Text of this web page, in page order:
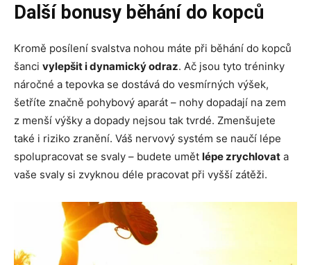
Další bonusy běhání do kopců
Kromě posílení svalstva nohou máte při běhání do kopců
šanci vylepšit i dynamický odraz. Ač jsou tyto tréninky
náročné a tepovka se dostává do vesmírných výšek,
šetříte značně pohybový aparát – nohy dopadají na zem
z menší výšky a dopady nejsou tak tvrdé. Zmenšujete
také i riziko zranění. Váš nervový systém se naučí lépe
spolupracovat se svaly – budete umět lépe zrychlovat a
vaše svaly si zvyknou déle pracovat při vyšší zátěži.